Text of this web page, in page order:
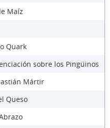
Maíz
Quark
sobre los Pingüinos
Mártir
Queso